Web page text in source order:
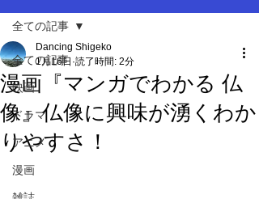
全ての記事
映画
ドラマ
アニメ
漫画
全ての記事
漫画『マンガでわかる 仏
像』仏像に興味が湧くわか
りやすさ！
Dancing Shigeko
1月16日 読了時間: 2分